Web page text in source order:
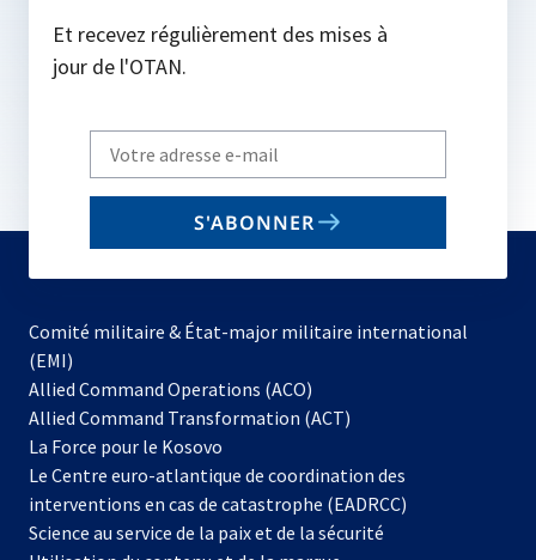
Et recevez régulièrement des mises à
jour de l'OTAN.
Write
your
email
S'ABONNER
Comité militaire & État-major militaire international
(EMI)
Allied Command Operations (ACO)
dans
nouvel
onglet
Allied Command Transformation (ACT)
La Force pour le Kosovo
dans
un
nouvel
Le Centre euro-atlantique de coordination des
interventions en cas de catastrophe (EADRCC)
Science au service de la paix et de la sécurité